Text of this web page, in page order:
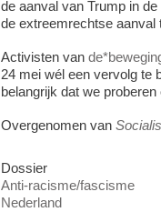
de aanval van Trump in
de extreemrechtse aanval
Activisten van
24 mei wél een vervolg te
belangrijk dat we
Overgenomen van
Dossier
Anti-racisme/fascisme
Nederland